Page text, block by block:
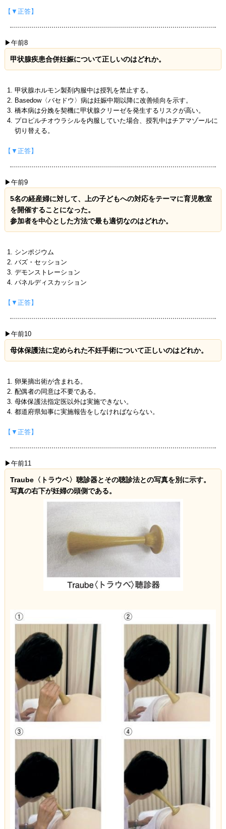
【▼正答】
▶午前8
甲状腺疾患合併妊娠について正しいのはどれか。
甲状腺ホルモン製剤内服中は授乳を禁止する。
Basedow〈バセドウ〉病は妊娠中期以降に改善傾向を示す。
橋本病は分娩を契機に甲状腺クリーゼを発生するリスクが高い。
プロピルチオウラシルを内服していた場合、授乳中はチアマゾールに
切り替える。
【▼正答】
▶午前9
5名の経産婦に対して、上の子どもへの対応をテーマに育児教室
を開催することになった。
参加者を中心とした方法で最も適切なのはどれか。
シンポジウム
バズ・セッション
デモンストレーション
パネルディスカッション
【▼正答】
▶午前10
母体保護法に定められた不妊手術について正しいのはどれか。
卵巣摘出術が含まれる。
配偶者の同意は不要である。
母体保護法指定医以外は実施できない。
都道府県知事に実施報告をしなければならない。
【▼正答】
▶午前11
Traube〈トラウベ〉聴診器とその聴診法との写真を別に示す。
写真の右下が妊婦の頭側である。